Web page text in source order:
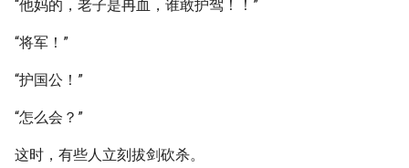
“他妈的，老子是冉血，谁敢护驾！！”
“将军！”
“护国公！”
“怎么会？”
这时，有些人立刻拔剑砍杀。